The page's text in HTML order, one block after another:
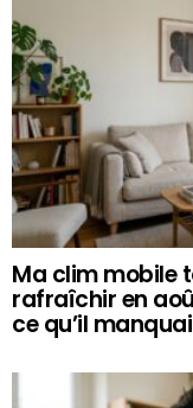
Ma clim mobile
rafraîchir en
ce qu’il